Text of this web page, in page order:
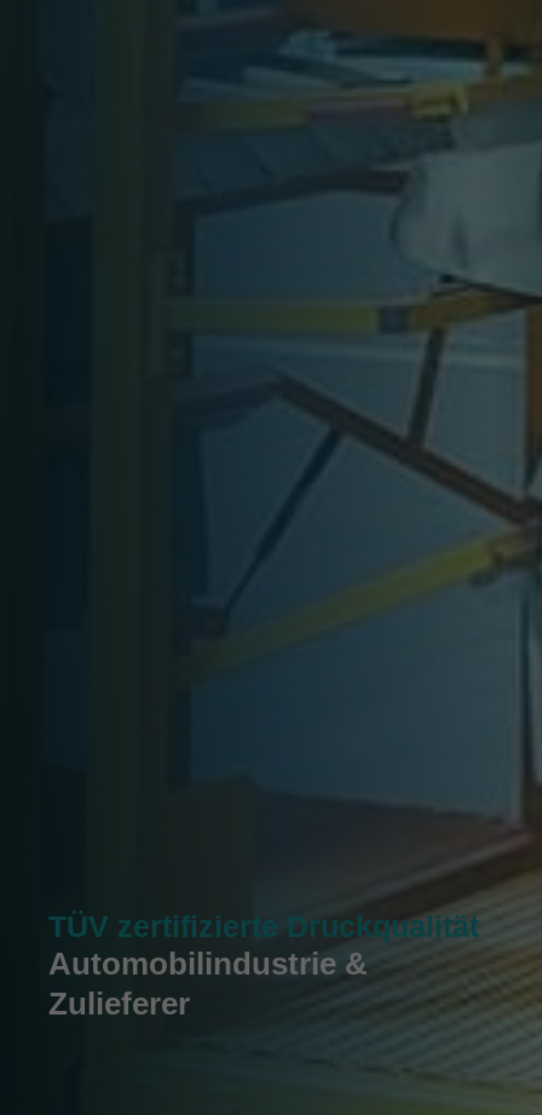
TÜV zertifizierte Druckqualität
Automobilindustrie &
Zulieferer